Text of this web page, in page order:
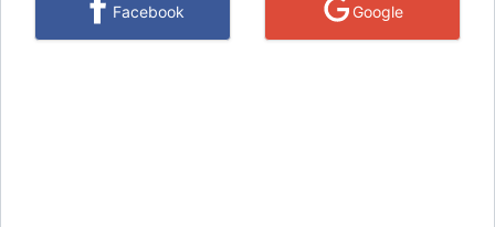
Facebook Google